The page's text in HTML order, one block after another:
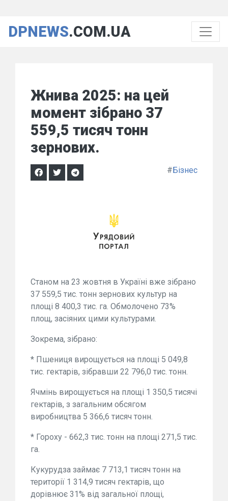
DPNEWS.COM.UA
Жнива 2025: на цей
момент зібрано 37
559,5 тисяч тонн
зернових.
#Бізнес
Станом на 23 жовтня в Україні вже зібрано
37 559,5 тис. тонн зернових культур на
площі 8 400,3 тис. га. Обмолочено 73%
площ, засіяних цими культурами.
Зокрема, зібрано:
* Пшениця вирощується на площі 5 049,8
тис. гектарів, зібравши 22 796,0 тис. тонн.
Ячмінь вирощується на площі 1 350,5 тисячі
гектарів, з загальним обсягом
виробництва 5 366,6 тисяч тонн.
* Гороху - 662,3 тис. тонн на площі 271,5 тис.
га.
Кукурудза займає 7 713,1 тисяч тонн на
території 1 314,9 тисяч гектарів, що
дорівнює 31% від загальної площі,